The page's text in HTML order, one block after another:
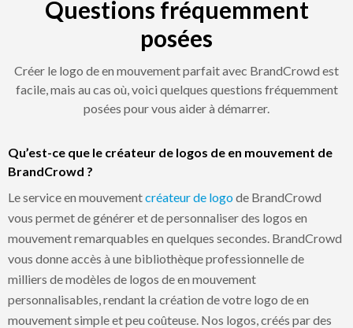
Questions fréquemment
posées
Créer le logo de en mouvement parfait avec BrandCrowd est
facile, mais au cas où, voici quelques questions fréquemment
posées pour vous aider à démarrer.
Qu’est-ce que le créateur de logos de en mouvement de
BrandCrowd ?
Le service en mouvementcréateur de logode BrandCrowd
vous permet de générer et de personnaliser des logos en
mouvement remarquables en quelques secondes. BrandCrowd
vous donne accès à une bibliothèque professionnelle de
milliers de modèles de logos de en mouvement
personnalisables, rendant la création de votre logo de en
mouvement simple et peu coûteuse. Nos logos, créés par des